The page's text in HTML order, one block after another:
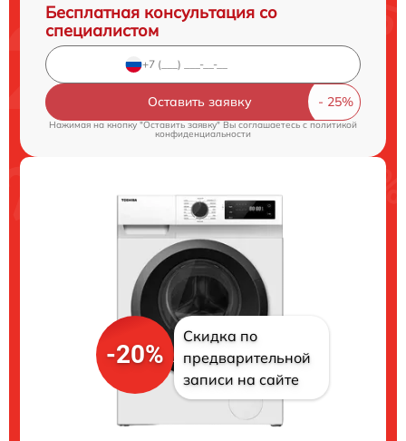
Бесплатная консультация со
специалистом
Оставить заявку
Нажимая на кнопку "Оставить заявку" Вы соглашаетесь cполитикой
конфиденциальности
-20%
Скидка по
предварительной
записи на сайте